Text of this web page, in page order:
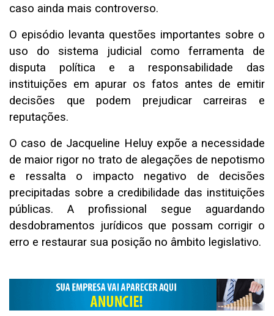
caso ainda mais controverso.
O episódio levanta questões importantes sobre o
uso do sistema judicial como ferramenta de
disputa política e a responsabilidade das
instituições em apurar os fatos antes de emitir
decisões que podem prejudicar carreiras e
reputações.
O caso de Jacqueline Heluy expõe a necessidade
de maior rigor no trato de alegações de nepotismo
e ressalta o impacto negativo de decisões
precipitadas sobre a credibilidade das instituições
públicas. A profissional segue aguardando
desdobramentos jurídicos que possam corrigir o
erro e restaurar sua posição no âmbito legislativo.